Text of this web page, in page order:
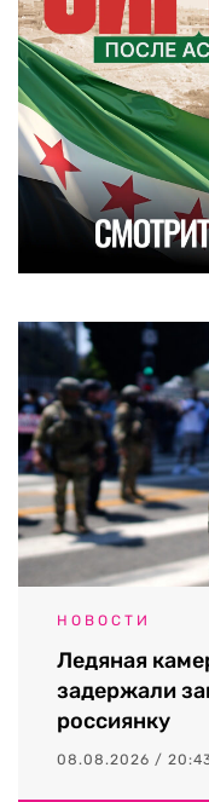
НОВОСТИ
Ледяная
задержали
россиянку
08.08.2026 /